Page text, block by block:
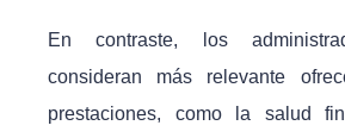
En contraste, los
consideran más relevante
prestaciones, como la salud